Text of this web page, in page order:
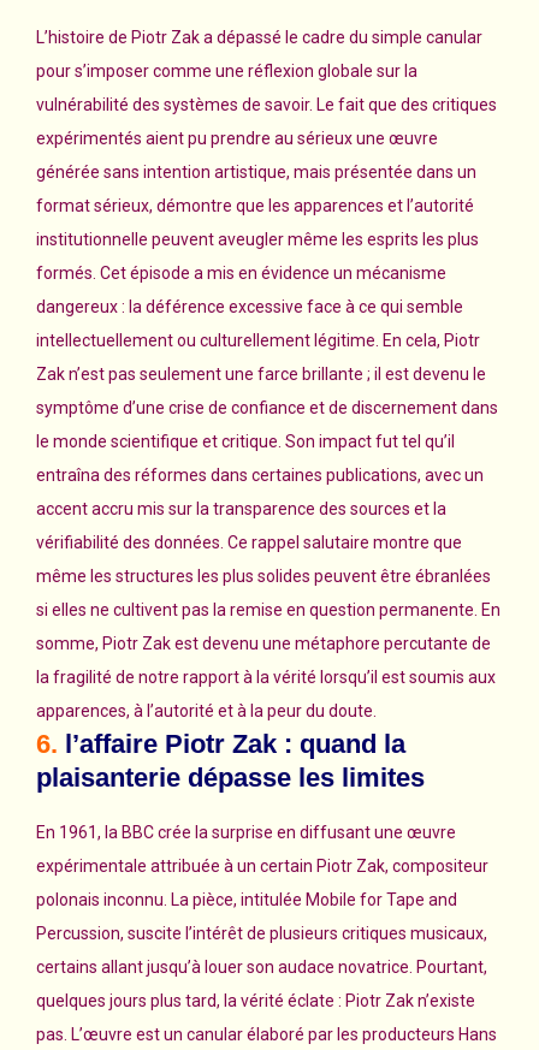
L’histoire de Piotr Zak a dépassé le cadre du simple canular
pour s’imposer comme une réflexion globale sur la
vulnérabilité des systèmes de savoir. Le fait que des critiques
expérimentés aient pu prendre au sérieux une œuvre
générée sans intention artistique, mais présentée dans un
format sérieux, démontre que les apparences et l’autorité
institutionnelle peuvent aveugler même les esprits les plus
formés. Cet épisode a mis en évidence un mécanisme
dangereux : la déférence excessive face à ce qui semble
intellectuellement ou culturellement légitime. En cela, Piotr
Zak n’est pas seulement une farce brillante ; il est devenu le
symptôme d’une crise de confiance et de discernement dans
le monde scientifique et critique. Son impact fut tel qu’il
entraîna des réformes dans certaines publications, avec un
accent accru mis sur la transparence des sources et la
vérifiabilité des données. Ce rappel salutaire montre que
même les structures les plus solides peuvent être ébranlées
si elles ne cultivent pas la remise en question permanente. En
somme, Piotr Zak est devenu une métaphore percutante de
la fragilité de notre rapport à la vérité lorsqu’il est soumis aux
apparences, à l’autorité et à la peur du doute.
6. l’affaire Piotr Zak : quand la
plaisanterie dépasse les limites
En 1961, la BBC crée la surprise en diffusant une œuvre
expérimentale attribuée à un certain Piotr Zak, compositeur
polonais inconnu. La pièce, intitulée Mobile for Tape and
Percussion, suscite l’intérêt de plusieurs critiques musicaux,
certains allant jusqu’à louer son audace novatrice. Pourtant,
quelques jours plus tard, la vérité éclate : Piotr Zak n’existe
pas. L’œuvre est un canular élaboré par les producteurs Hans